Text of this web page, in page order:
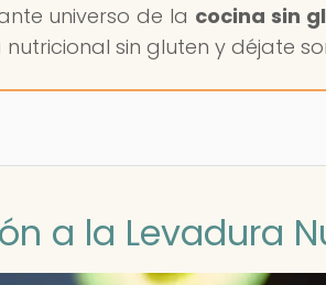
universo de la cocina sin
sin gluten y déjate
a la Levadura